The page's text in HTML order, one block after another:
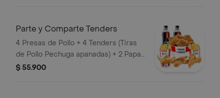
Parte y Comparte Tenders
4 Presas de Pollo + 4 Tenders (Tiras
de Pollo Pechuga apanadas) + 2 Papas
Pequeñas + 1 Balde de Salsa 100g + 2
$ 55.900